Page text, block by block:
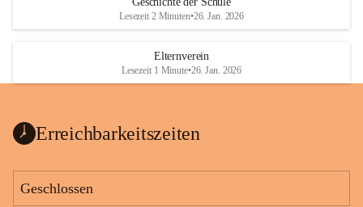
Lesezeit 2 Minuten•26. Jan. 2026
Elternverein
Lesezeit 1 Minute•26. Jan. 2026
Erreichbarkeitszeiten
Geschlossen